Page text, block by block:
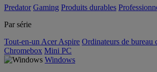
Predator Gaming Produits durables
Par série
Tout-en-un Acer Aspire Ordinateurs de bureau
Chromebox Mini PC
Windows